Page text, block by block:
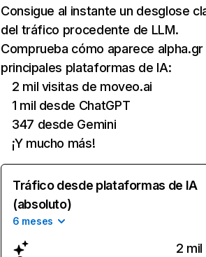
Consigue al instante un desglose
del tráfico procedente de LLM.
Comprueba cómo aparece alpha.gr
principales plataformas de IA:
2 mil visitas de moveo.ai
1 mil desde ChatGPT
347 desde Gemini
¡Y mucho más!
Tráfico desde plataformas de IA
(absoluto)
6 meses
2 mil